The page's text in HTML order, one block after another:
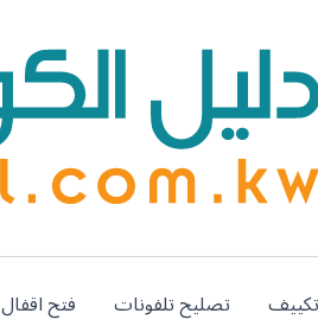
تصليح تلفونات فتح اقفال